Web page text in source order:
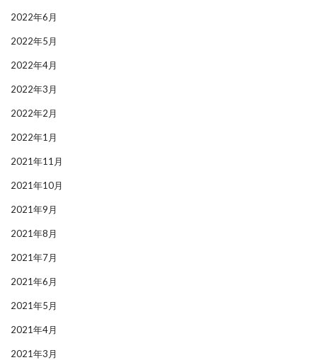
2022年6月
2022年5月
2022年4月
2022年3月
2022年2月
2022年1月
2021年11月
2021年10月
2021年9月
2021年8月
2021年7月
2021年6月
2021年5月
2021年4月
2021年3月